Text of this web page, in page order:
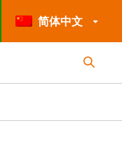
简体中文